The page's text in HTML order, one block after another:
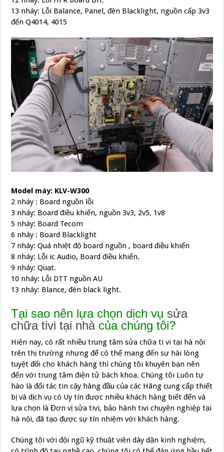
13 nháy: Lỗi Balance, Panel, đèn Blacklight, nguồn cấp 3v3
đến Q4014, 4015
Model máy: KLV-W300
2 nháy : Board nguồn lỗi
3 nháy: Board điều khiển, nguồn 3v3, 2v5, 1v8
5 nháy: Board Tecom
6 nháy : Board Blacklight
7 nháy: Quá nhiệt độ board nguồn , board điều khiển
8 nháy: Lỗi ic Audio, Board điều khiển.
9 nháy: Quạt.
10 nháy: Lỗi DTT nguồn AU
13 nháy: Blance, đèn black light.
Tại sao nên lựa chọn dịch vụ sửa
chữa tivi tại nhàcủa chúng tôi?
Hiện nay, có rất nhiều trung tâm sửa chữa ti vi tại hà nội
trên thị trường nhưng để có thể mang đến sự hài lòng
tuyệt đối cho khách hàng thì chúng tôi khuyên bạn nên
đến với trung tâm điện tử bách khoa. Chúng tôi Luôn tự
hào là đối tác tin cậy hàng đầu của các Hãng cung cấp thiết
bị và dịch vụ có Uy tín được nhiều khách hàng biết đến và
lựa chọn là Đơn vị sửa tivi, bảo hành tivi chuyên nghiệp tại
hà nội, đã tạo được sự tín nhiệm với khách hàng.
Chúng tôi với đội ngũ kỹ thuật viên dày dặn kinh nghiệm,